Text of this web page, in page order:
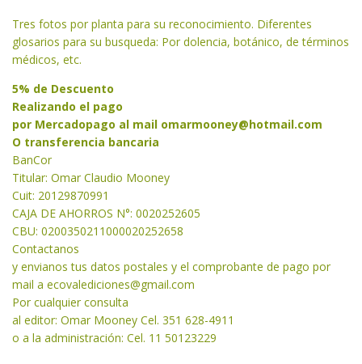
Tres fotos por planta para su reconocimiento. Diferentes
glosarios para su busqueda: Por dolencia, botánico, de términos
médicos, etc.
5% de Descuento
Realizando el pago
por Mercadopago al mail omarmooney@hotmail.com
O transferencia bancaria
BanCor
Titular: Omar Claudio Mooney
Cuit: 20129870991
CAJA DE AHORROS N°: 0020252605
CBU: 0200350211000020252658
Contactanos
y envianos tus datos postales y el comprobante de pago por
mail a ecovalediciones@gmail.com
Por cualquier consulta
al editor: Omar Mooney Cel. 351 628-4911
o a la administración: Cel. 11 50123229